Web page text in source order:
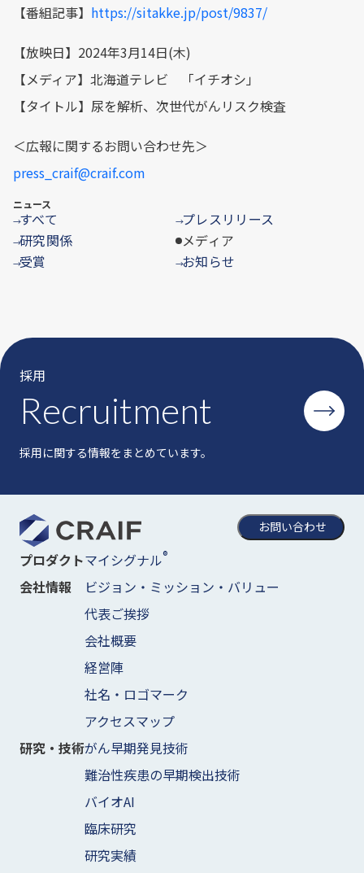
【番組記事】 https://sitakke.jp/post/9837/
【放映日】2024年3月14日(木)
【メディア】北海道テレビ 「イチオシ」
【タイトル】尿を解析、次世代がんリスク検査
＜広報に関するお問い合わせ先＞
press_craif@craif.com
ニュース
→すべて →プレスリリース
→研究関係 メディア
→受賞 →お知らせ
採用
Recruitment
採用に関する情報をまとめています。
お問い合わせ
プロダクトマイシグナル®
会社情報
ビジョン・ミッション・バリュー
代表ご挨拶
会社概要
経営陣
社名・ロゴマーク
アクセスマップ
研究・技術がん早期発見技術
難治性疾患の早期検出技術
バイオAI
臨床研究
研究実績